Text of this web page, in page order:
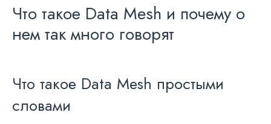
Что такое Data Mesh и почему о
нем так много говорят
Что такое Data Mesh простыми
словами